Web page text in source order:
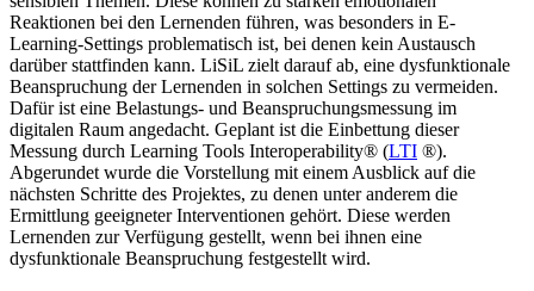
Reaktionen bei den Lernenden führen, was besonders in E-
Learning-Settings problematisch ist, bei denen kein Austausch
darüber stattfinden kann. LiSiL zielt darauf ab, eine dysfunktionale
Beanspruchung der Lernenden in solchen Settings zu vermeiden.
Dafür ist eine Belastungs- und Beanspruchungsmessung im
digitalen Raum angedacht. Geplant ist die Einbettung dieser
Messung durch Learning Tools Interoperability® (LTI ®).
Abgerundet wurde die Vorstellung mit einem Ausblick auf die
nächsten Schritte des Projektes, zu denen unter anderem die
Ermittlung geeigneter Interventionen gehört. Diese werden
Lernenden zur Verfügung gestellt, wenn bei ihnen eine
dysfunktionale Beanspruchung festgestellt wird.